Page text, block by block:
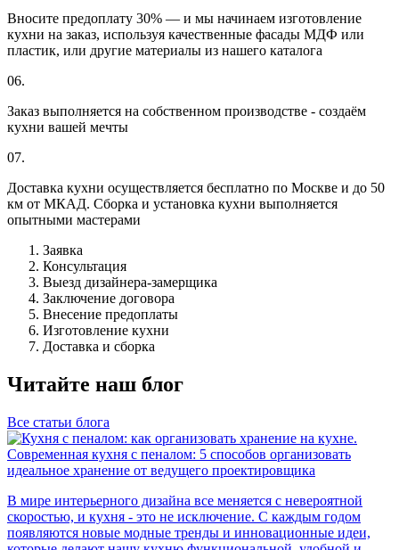
Вносите предоплату 30% — и мы начинаем изготовление
кухни на заказ, используя качественные фасады МДФ или
пластик, или другие материалы из нашего каталога
06.
Заказ выполняется на собственном производстве - создаём
кухни вашей мечты
07.
Доставка кухни осуществляется бесплатно по Москве и до 50
км от МКАД. Сборка и установка кухни выполняется
опытными мастерами
Заявка
Консультация
Выезд дизайнера-замерщика
Заключение договора
Внесение предоплаты
Изготовление кухни
Доставка и сборка
Читайте наш блог
Все статьи блога
Современная кухня с пеналом: 5 способов организовать
идеальное хранение от ведущего проектировщика
В мире интерьерного дизайна все меняется с невероятной
скоростью, и кухня - это не исключение. С каждым годом
появляются новые модные тренды и инновационные идеи,